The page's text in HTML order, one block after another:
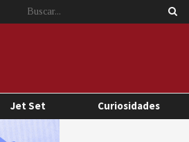
Jet Set Curiosidades